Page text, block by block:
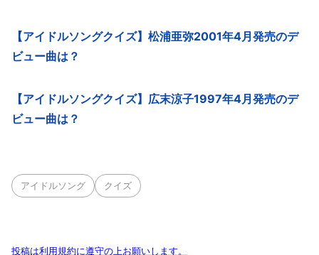
【アイドルソングクイズ】松浦亜弥2001年4月発売のデ
ビュー曲は？
【アイドルソングクイズ】広末涼子1997年4月発売のデ
ビュー曲は？
アイドルソング クイズ